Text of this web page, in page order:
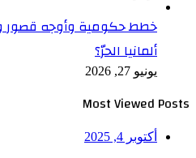
خطط حكومية وأوجه قصور
ألمانيا الحرّ؟
يونيو 27, 2026
Most Viewed Posts
أكتوبر 4, 2025